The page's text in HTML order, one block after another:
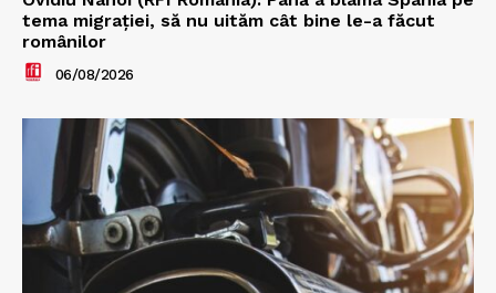
tema migrației, să nu uităm cât bine le-a făcut
românilor
06/08/2026